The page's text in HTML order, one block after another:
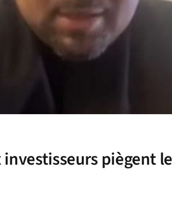
piègent le